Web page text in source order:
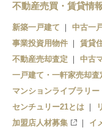
余目
北余目
砂越
不動産売買・賃貸情
新築一戸建て 中古一
事業投資用物件
賃貸
不動産売却査定
中古
一戸建て・一軒家売却査
マンションライブラリー
センチュリー21とは
加盟店人材募集
イ